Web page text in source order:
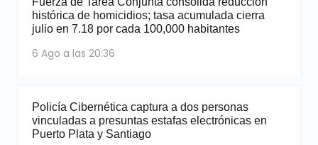
histórica de homicidios; tasa acumulada cierra
julio en 7.18 por cada 100,000 habitantes
6 Ago a las 20:36
Policía Cibernética captura a dos personas
vinculadas a presuntas estafas electrónicas en
Puerto Plata y Santiago